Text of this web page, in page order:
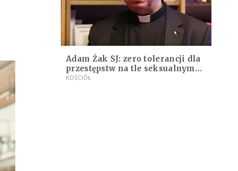
Adam Żak SJ: zero tolerancji dla
przestępstw na tle seksualnym
wobec nieletnich [WYWIAD]
KOŚCIÓŁ